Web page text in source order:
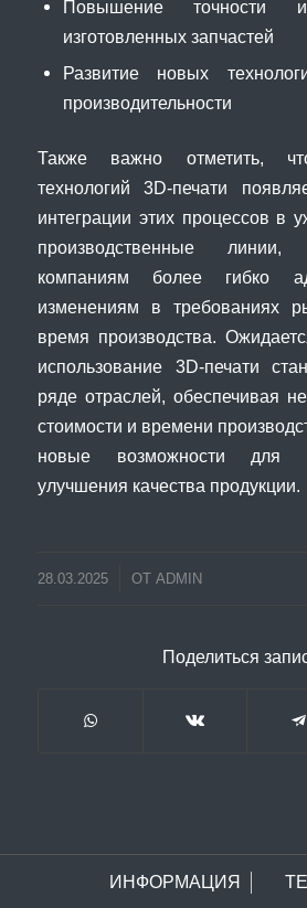
Повышение точности и
изготовленных запчастей
Развитие новых
производительности
Также важно отметить,
технологий 3D-печати
интеграции этих процессов в
производственные
компаниям более гибко
изменениям в требованиях
время производства.
использование 3D-печати
ряде отраслей, обеспечивая
стоимости и времени
новые возможности для
улучшения качества продукции.
28.03.2025 ОТ ADMIN
Поделиться
ИНФОРМАЦИЯ